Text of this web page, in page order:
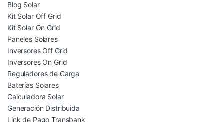
Blog Solar
Kit Solar Off Grid
Kit Solar On Grid
Paneles Solares
Inversores Off Grid
Inversores On Grid
Reguladores de Carga
Baterías Solares
Calculadora Solar
Generación Distribuida
Link de Pago Transbank